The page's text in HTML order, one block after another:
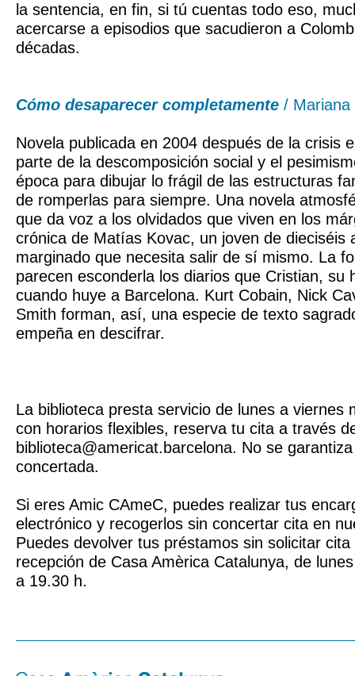
la sentencia, en fin, si tú cuentas todo eso,
acercarse a episodios que sacudieron a
décadas.
Cómo desaparecer completamente / Mariana
Novela publicada en 2004 después de la crisis
parte de la descomposición social y el
época para dibujar lo frágil de las estructuras
de romperlas para siempre. Una novela
que da voz a los olvidados que viven en los
crónica de Matías Kovac, un joven de dieciséis
marginado que necesita salir de sí mismo. La
parecen esconderla los diarios que Cristian, su
cuando huye a Barcelona. Kurt Cobain, Nick
Smith forman, así, una especie de texto
empeña en descifrar.
La biblioteca presta servicio de lunes a viernes
con horarios flexibles, reserva tu cita a través
biblioteca@americat.barcelona. No se
concertada.
Si eres Amic CAmeC, puedes realizar tus
electrónico y recogerlos sin concertar cita en
Puedes devolver tus préstamos sin solicitar
recepción de Casa Amèrica Catalunya, de
a 19.30 h.